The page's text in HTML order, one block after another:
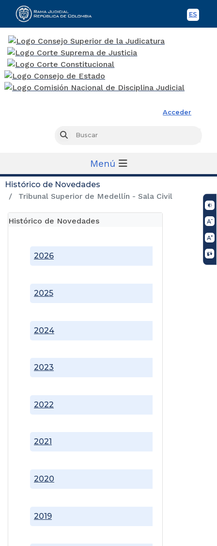
ES
Acceder
Buscar
Menú
Histórico de Novedades
Tribunal Superior de Medellín - Sala Civil
Histórico de Novedades
2019
2020
2021
2022
2023
2024
2025
2026